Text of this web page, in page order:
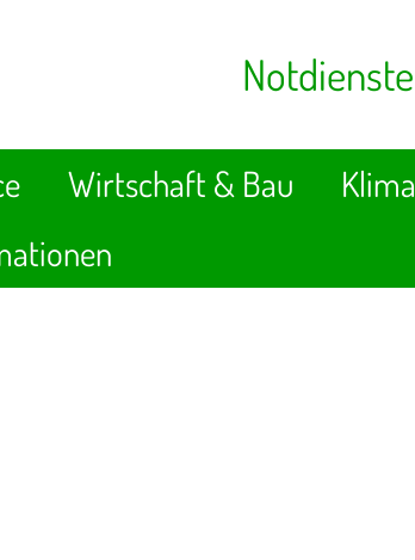
Notdienste
Wirtschaft & Bau